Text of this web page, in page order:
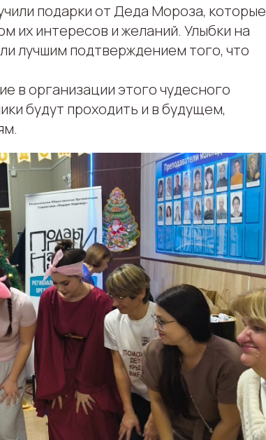
подарки от Деда Мороза, которые
их интересов и желаний. Улыбки на
лучшим подтверждением того, что
в организации этого чудесного
будут проходить и в будущем,